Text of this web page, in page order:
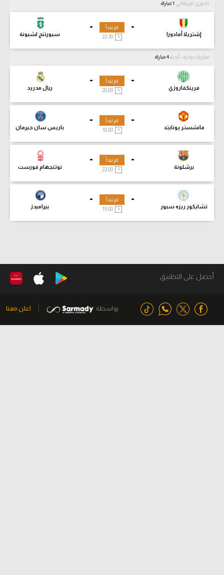
الدوري البرتغالي
-
إشتريلا أمادورا
-
سبورتنج لشبونة
لم تبدأ
مباريات ودية - أندية
-
فرينكفاروزي
-
ريال مدريد
لم تبدأ
-
مانشستر يونايتد
-
باريس سان جيرمان
لم تبدأ
18:00
-
برشلونة
-
نوتنجهام فورست
لم تبدأ
-
تشايكور ريزه سبور
-
بيراميدز
لم تبدأ
15:00
أحصل على التطبيق
بواسطة اعلن معنا